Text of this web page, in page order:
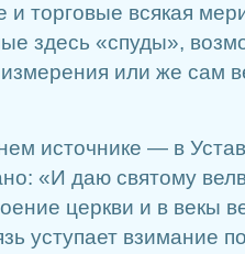
и торговые всякая
здесь «спуды»,
или же сам
источнике — в
«И даю святому
церкви и в векы
уступает взимание